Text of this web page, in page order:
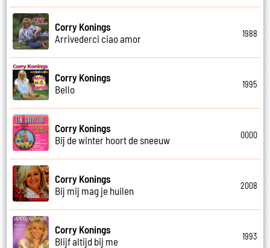
Corry Konings
Arrivederci ciao amor
1988
Corry Konings
Bello
1995
Corry Konings
Bij de winter hoort de sneeuw
0000
Corry Konings
Bij mij mag je huilen
2008
Corry Konings
Blijf altijd bij me
1993